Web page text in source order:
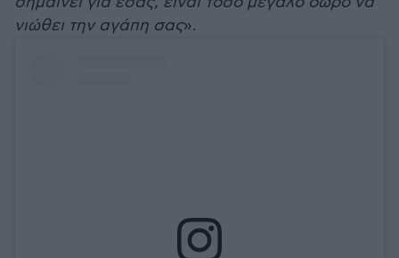
νιώθει την αγάπη σας».